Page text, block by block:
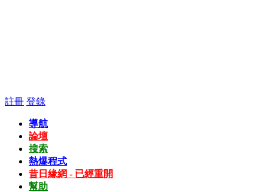
註冊 登錄
導航
論壇
搜索
熱爆程式
昔日緣網 - 已經重開
幫助